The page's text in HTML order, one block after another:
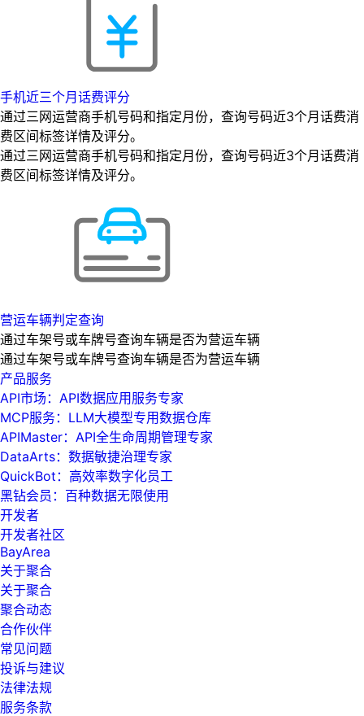
手机近三个月话费评分
通过三网运营商手机号码和指定月份，查询号码近3个月话费消
费区间标签详情及评分。
通过三网运营商手机号码和指定月份，查询号码近3个月话费消
费区间标签详情及评分。
营运车辆判定查询
通过车架号或车牌号查询车辆是否为营运车辆
通过车架号或车牌号查询车辆是否为营运车辆
产品服务
API市场：API数据应用服务专家
MCP服务：LLM大模型专用数据仓库
APIMaster：API全生命周期管理专家
DataArts：数据敏捷治理专家
QuickBot：高效率数字化员工
黑钻会员：百种数据无限使用
开发者
开发者社区
BayArea
关于聚合
关于聚合
聚合动态
合作伙伴
常见问题
投诉与建议
法律法规
服务条款